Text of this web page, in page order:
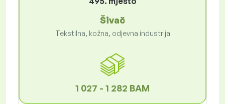
Šivač
Tekstilna, kožna, odjevna industrija
1 027 - 1 282 BAM